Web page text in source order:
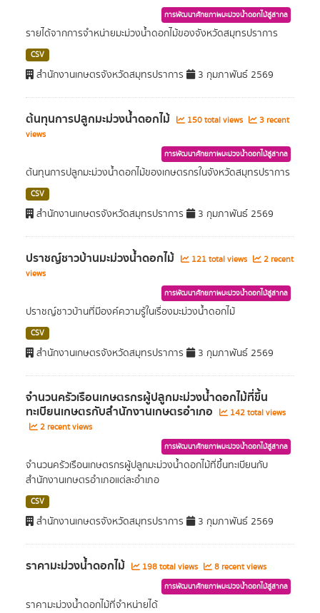
การพัฒนาศักยภาพมะม่วงน้ำดอกไม้สู่สากล
รายได้จากการจำหน่ายมะม่วงน้ำดอกไม้ของจังหวัดสมุทรปราการ
CSV
สำนักงานเกษตรจังหวัดสมุทรปราการ 3 กุมภาพันธ์ 2569
ต้นทุนการปลูกมะม่วงน้ำดอกไม้ 150 total views
3 recent
views
การพัฒนาศักยภาพมะม่วงน้ำดอกไม้สู่สากล
ต้นทุนการปลูกมะม่วงน้ำดอกไม้ของเกษตรกรในจังหวัดสมุทรปราการ
CSV
สำนักงานเกษตรจังหวัดสมุทรปราการ 3 กุมภาพันธ์ 2569
ปราชญ์ชาวบ้านมะม่วงน้ำดอกไม้ 121 total views
2 recent
views
การพัฒนาศักยภาพมะม่วงน้ำดอกไม้สู่สากล
ปราชญ์ชาวบ้านที่มีองค์ความรู้ในเรื่องมะม่วงน้ำดอกไม้
CSV
สำนักงานเกษตรจังหวัดสมุทรปราการ 3 กุมภาพันธ์ 2569
จำนวนครัวเรือนเกษตรกรผู้ปลูกมะม่วงน้ำดอกไม้ที่ขึ้น
ทะเบียนเกษตรกับสำนักงานเกษตรอำเภอ
142 total views
2 recent views
การพัฒนาศักยภาพมะม่วงน้ำดอกไม้สู่สากล
จำนวนครัวเรือนเกษตรกรผู้ปลูกมะม่วงน้ำดอกไม้ที่ขึ้นทะเบียนกับ
สำนักงานเกษตรอำเภอแต่ละอำเภอ
CSV
สำนักงานเกษตรจังหวัดสมุทรปราการ 3 กุมภาพันธ์ 2569
ราคามะม่วงน้ำดอกไม้ 198 total views 8 recent views
การพัฒนาศักยภาพมะม่วงน้ำดอกไม้สู่สากล
ราคามะม่วงน้ำดอกไม้ที่จำหน่ายได้